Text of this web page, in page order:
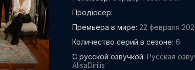
Продюсер:
Премьера в мире: 22 февраля
Количество серий в сезоне: 6
С русской озвучкой: Русская
AlisaDirilis